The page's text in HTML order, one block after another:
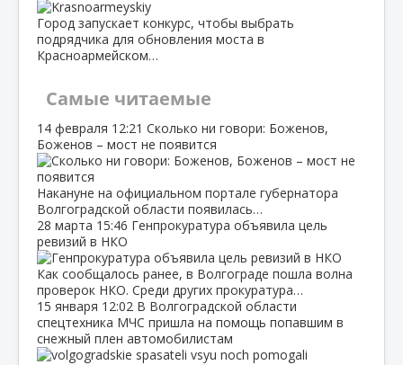
Город запускает конкурс, чтобы выбрать
подрядчика для обновления моста в
Красноармейском…
Самые читаемые
14 февраля 12:21 Сколько ни говори: Боженов,
Боженов – мост не появится
Накануне на официальном портале губернатора
Волгоградской области появилась…
28 марта 15:46 Генпрокуратура объявила цель
ревизий в НКО
Как сообщалось ранее, в Волгограде пошла волна
проверок НКО. Среди других прокуратура…
15 января 12:02 В Волгоградской области
спецтехника МЧС пришла на помощь попавшим в
снежный плен автомобилистам